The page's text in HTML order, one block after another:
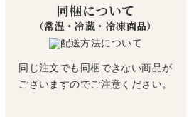
同梱について
（常温・冷蔵・冷凍商品）
同じ注文でも同梱できない商品が
ございますのでご注意ください。